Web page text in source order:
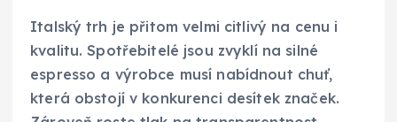
Italský trh je přitom velmi citlivý na cenu i
kvalitu. Spotřebitelé jsou zvyklí na silné
espresso a výrobce musí nabídnout chuť,
která obstojí v konkurenci desítek značek.